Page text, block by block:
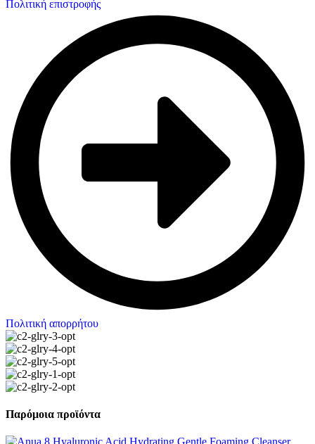
Πολιτική επιστροφής
Πολιτική απορρήτου
Παρόμοια προϊόντα